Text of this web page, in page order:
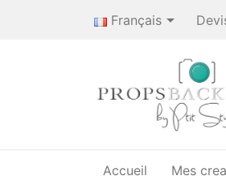
Français
Accueil Mes